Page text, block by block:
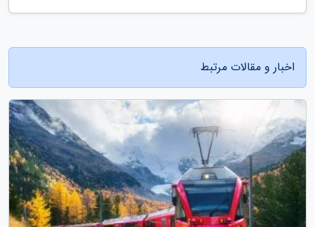
اخبار و مقالات مرتبط